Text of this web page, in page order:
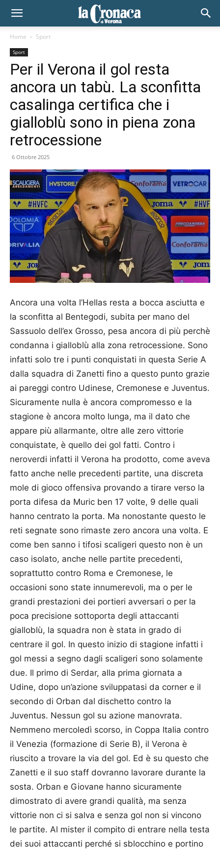
Home Sport
Sport
Per il Verona il gol resta
ancora un tabù. La sconfitta
casalinga certifica che i
gialloblù sono in piena zona
retrocessione
6 Ottobre 2025
Ancora una volta l’Hellas resta a bocca asciutta e
la sconfitta al Bentegodi, subita per mano del
Sassuolo dell’ex Grosso, pesa ancora di più perchè
condanna i gialloblù alla zona retrocessione. Sono
infatti solo tre i punti conquistati in questa Serie A
dalla squadra di Zanetti fino a questo punto grazie
ai pareggi contro Udinese, Cremonese e Juventus.
Sicuramente nulla è ancora compromesso e la
stagione è ancora molto lunga, ma il dato che
appare più allarmante, oltre alle zero vittorie
conquistate, è quello dei gol fatti. Contro i
neroverdi infatti il Verona ha prodotto, come aveva
fatto anche nelle precedenti partite, una discreta
mole di gioco offensiva provando a tirare verso la
porta difesa da Muric ben 17 volte, 9 delle quali
hanno centrato la porta. Ma nonostante questo le
reti segnate sono rimaste zero ancora una volta. E
come ben sanno i tifosi scaligeri questo non è un
caso isolato, anche nelle partite precedenti,
soprattutto contro Roma e Cremonese, le
occasioni sono state innumerevoli, ma o per le
grandi prestazioni dei portieri avversari o per la
poca precisione sottoporta degli attaccanti
gialloblù, la squadra non è stata in grado di
centrare il gol. In questo inizio di stagione infatti i
gol messi a segno dagli scaligeri sono solamente
due. Il primo di Serdar, alla prima giornata a
Udine, dopo un’azione sviluppatasi da corner e il
secondo di Orban dal dischetto contro la
Juventus. Nessun gol su azione manovrata.
Nemmeno mercoledì scorso, in Coppa Italia contro
il Venezia (formazione di Serie B), il Verona è
riuscito a trovare la via del gol. Ed è su questo che
Zanetti e il suo staff dovranno lavorare durante la
sosta. Orban e Giovane hanno sicuramente
dimostrato di avere grandi qualità, ma senza
vittorie non ci si salva e senza gol non si vincono
le partite. Al mister il compito di entrare nella testa
dei suoi attaccanti perché si sblocchino e portino